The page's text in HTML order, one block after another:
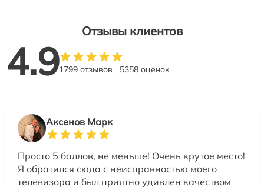
Отзывы клиентов
4.91799 отзывов 5358 оценок
Аксенов Марк
Просто 5 баллов, не меньше! Очень крутое место!
Я обратился сюда с неисправностью моего
телевизора и был приятно удивлен качеством